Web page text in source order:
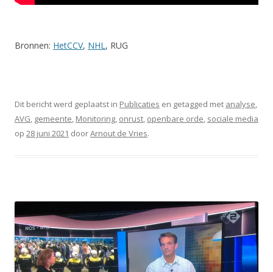
Bronnen: HetCCV, NHL, RUG
Dit bericht werd geplaatst in Publicaties en getagged met analyse,
AVG, gemeente, Monitoring, onrust, openbare orde, sociale media
op 28 juni 2021 doorArnout de Vries.